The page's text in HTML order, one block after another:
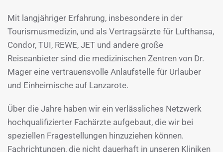
Mit langjähriger Erfahrung, insbesondere in der
Tourismusmedizin, und als Vertragsärzte für Lufthansa,
Condor, TUI, REWE, JET und andere große
Reiseanbieter sind die medizinischen Zentren von Dr.
Mager eine vertrauensvolle Anlaufstelle für Urlauber
und Einheimische auf Lanzarote.
Über die Jahre haben wir ein verlässliches Netzwerk
hochqualifizierter Fachärzte aufgebaut, die wir bei
speziellen Fragestellungen hinzuziehen können.
Fachrichtungen, die nicht dauerhaft in unseren Kliniken